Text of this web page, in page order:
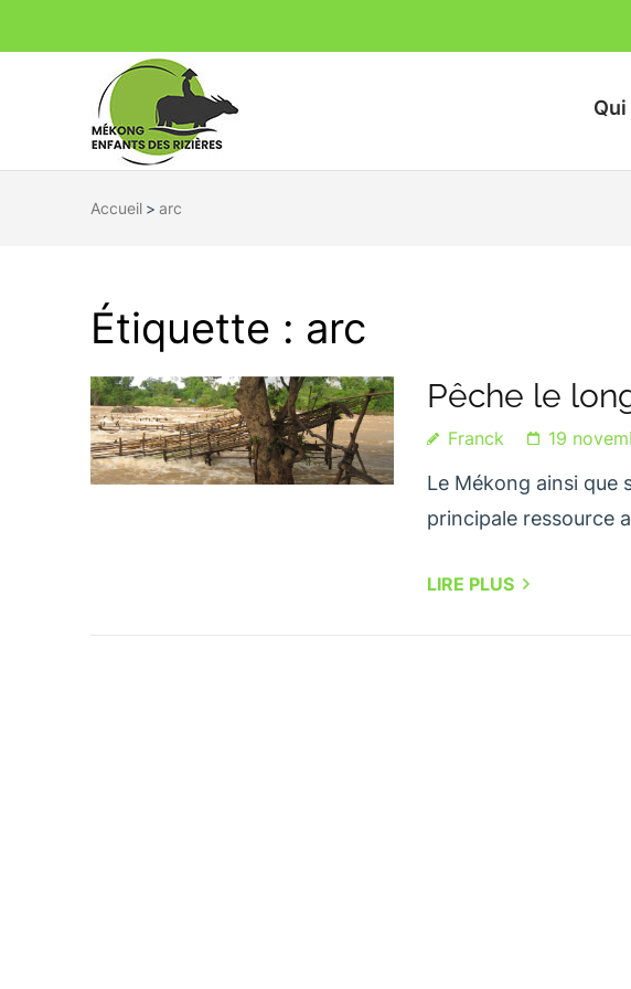
Mékong Enfants
Accueil > arc
Étiquette : arc
Pêche le
Franck 19
Le Mékong ainsi que
principale ressource
LIRE PLUS